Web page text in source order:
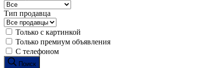
Тип продавца
Только с картинкой
Только премиум объявления
С телефоном
Поиск